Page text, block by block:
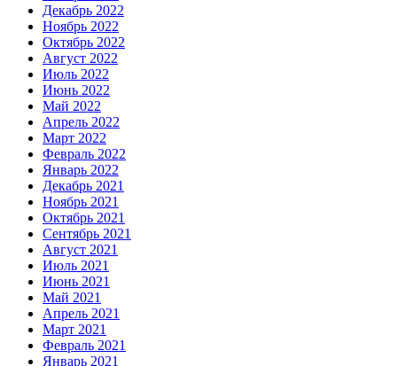
Декабрь 2022
Ноябрь 2022
Октябрь 2022
Август 2022
Июль 2022
Июнь 2022
Май 2022
Апрель 2022
Март 2022
Февраль 2022
Январь 2022
Декабрь 2021
Ноябрь 2021
Октябрь 2021
Сентябрь 2021
Август 2021
Июль 2021
Июнь 2021
Май 2021
Апрель 2021
Март 2021
Февраль 2021
Январь 2021